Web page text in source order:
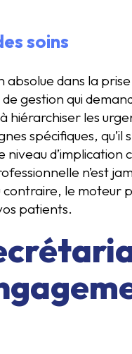
soins
dans la
gestion qui
hiérarchiser les
spécifiques, qu’il
d’implication
n’est
contraire, le moteur
patients.